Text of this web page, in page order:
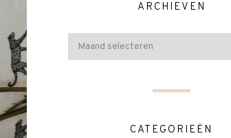
ARCHIEVEN
CATEGORIEËN